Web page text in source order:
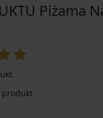
Piżama
produkt